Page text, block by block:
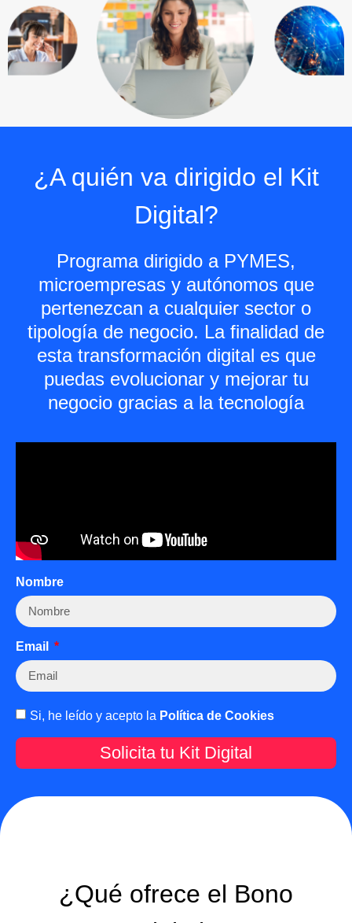
¿A quién va dirigido el Kit
Digital?
Programa dirigido a PYMES,
microempresas y autónomos que
pertenezcan a cualquier sector o
tipología de negocio. La finalidad de
esta transformación digital es que
puedas evolucionar y mejorar tu
negocio gracias a la tecnología
Nombre
Email
Si, he leído y acepto la Política de Cookies
Solicita tu Kit Digital
¿Qué ofrece el Bono